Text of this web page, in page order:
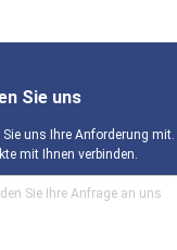
Sie uns
Sie uns Ihre Anforderung
mit Ihnen verbinden.